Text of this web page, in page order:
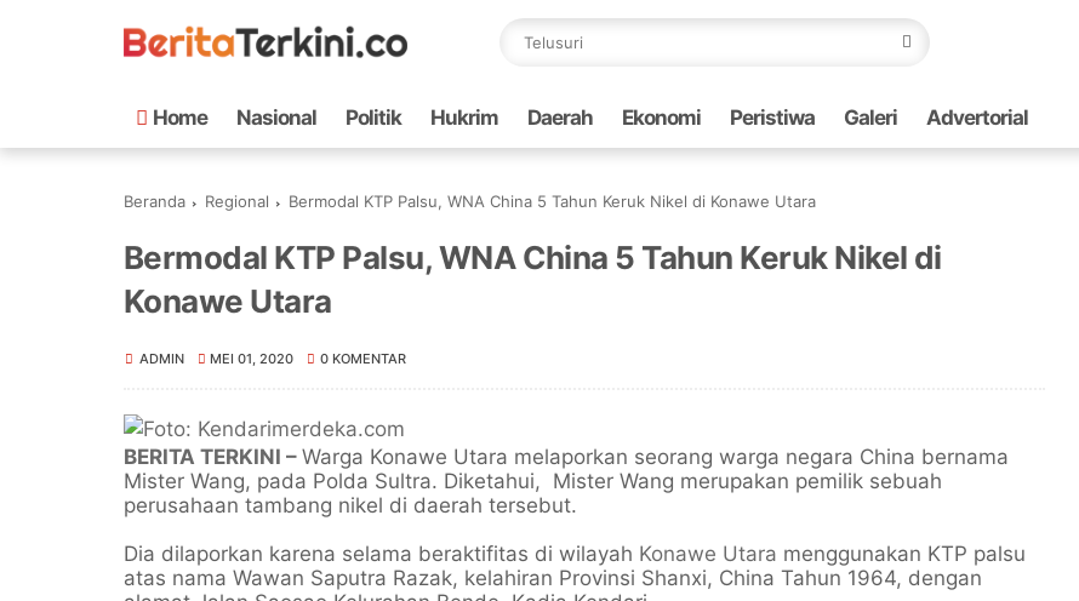
Home Nasional Politik Hukrim Daerah Ekonomi Peristiwa Galeri Advertorial
Beranda Regional Bermodal KTP Palsu, WNA China 5 Tahun Keruk Nikel di Konawe Utara
Bermodal KTP Palsu, WNA China 5 Tahun Keruk Nikel di
Konawe Utara
ADMIN MEI 01, 2020 0 KOMENTAR
BERITA TERKINI – Warga Konawe Utara melaporkan seorang warga negara China bernama
Mister Wang, pada Polda Sultra. Diketahui, Mister Wang merupakan pemilik sebuah
perusahaan tambang nikel di daerah tersebut.
Dia dilaporkan karena selama beraktifitas di wilayah Konawe Utara menggunakan KTP palsu
atas nama Wawan Saputra Razak, kelahiran Provinsi Shanxi, China Tahun 1964, dengan